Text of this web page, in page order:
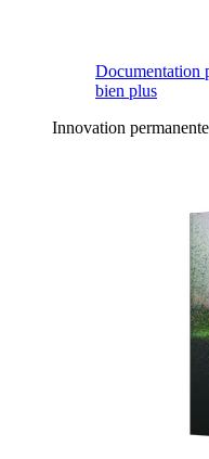
Documentation
bien plus
Innovation permanente